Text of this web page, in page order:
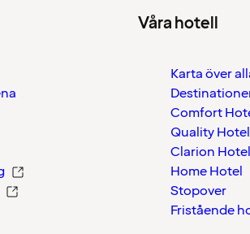
Våra hotell
Karta över
Comfort
Quality
Clarion
Home Hotel
Stopover
Fristående